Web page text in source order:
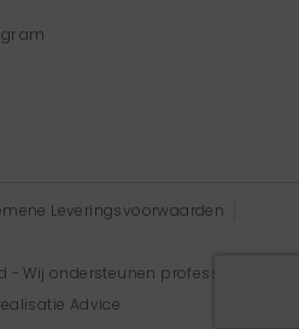
Leveringsvoorwaarden
- Wij ondersteunen professionals
Advice